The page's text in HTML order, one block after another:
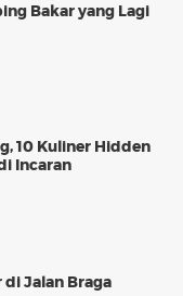
Bakar yang Lagi
10 Kuliner Hidden
Incaran
Jalan Braga